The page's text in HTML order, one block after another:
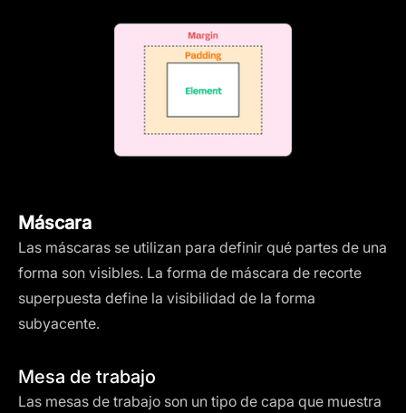
Máscara
Las máscaras se utilizan para definir qué partes de una
forma son visibles. La forma de máscara de recorte
superpuesta define la visibilidad de la forma
subyacente.
Mesa de trabajo
Las mesas de trabajo son un tipo de capa que muestra